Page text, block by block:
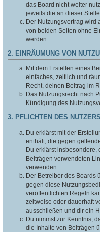
das Board nicht weiter
jeweils die an dieser
Der Nutzungsvertrag wird
von beiden Seiten ohne
werden.
2. EINRÄUMUNG VON
Mit dem Erstellen eines
einfaches, zeitlich und
Recht, deinen Beitrag im
Das Nutzungsrecht nach
Kündigung des
3. PFLICHTEN DES NUTZERS
Du erklärst mit der
enthält, die gegen
Du erklärst insbesondere,
Beiträgen verwendeten
verwenden.
Der Betreiber des Boards
gegen diese
veröffentlichten Regeln
zeitweise oder dauerhaft
ausschließen und dir ein
Du nimmst zur Kenntnis,
die Inhalte von Beiträgen